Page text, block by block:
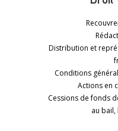
Distribution et
Conditions
Actions en
Cessions de fonds
au